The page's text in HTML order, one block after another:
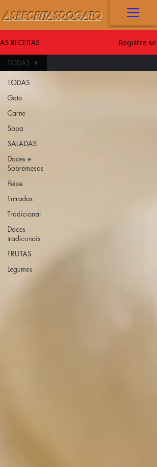
ASRECEITASDOGATO
AS RECEITAS Registre-se
TODAS
Gato
Carne
Sopa
SALADAS
Doces e
Sobremesas
Peixe
Entradas
Tradicional
Doces
tradiconais
FRUTAS
Legumes
TODAS